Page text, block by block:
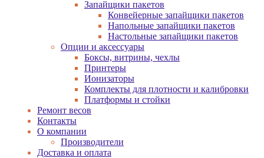
Запайщики пакетов
Конвейерные запайщики пакетов
Напольные запайщики пакетов
Настольные запайщики пакетов
Опции и аксессуары
Боксы, витрины, чехлы
Принтеры
Ионизаторы
Комплекты для плотности и калибровки
Платформы и стойки
Ремонт весов
Контакты
О компании
Производители
Доставка и оплата